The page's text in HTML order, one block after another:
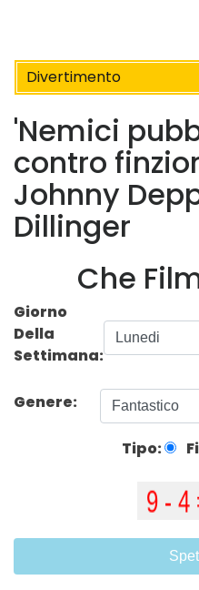
Divertimento
'Nemici
contro
Johnny
Dillinger
Che
Giorno
Della
Settimana:
Genere:
Tipo: